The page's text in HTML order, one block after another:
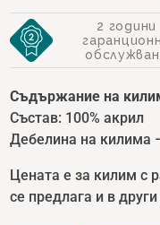
2 години
Съдържание на
Състав: 100% акрил
Дебелина на килима
Цената е за килим с
се предлага и в